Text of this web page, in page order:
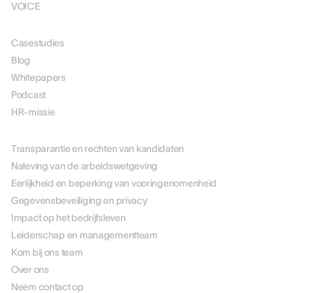
VOICE
Casestudies
Blog
Whitepapers
Podcast
HR-missie
Transparantie en rechten van kandidaten
Naleving van de arbeidswetgeving
Eerlijkheid en beperking van vooringenomenheid
Gegevensbeveiliging en privacy
Impact op het bedrijfsleven
Leiderschap en managementteam
Kom bij ons team
Over ons
Neem contact op